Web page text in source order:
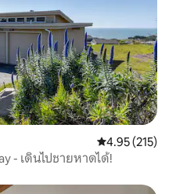
คะแนนเฉลี่ย
4.95 (215)
- เดินไปชายหาดได้!